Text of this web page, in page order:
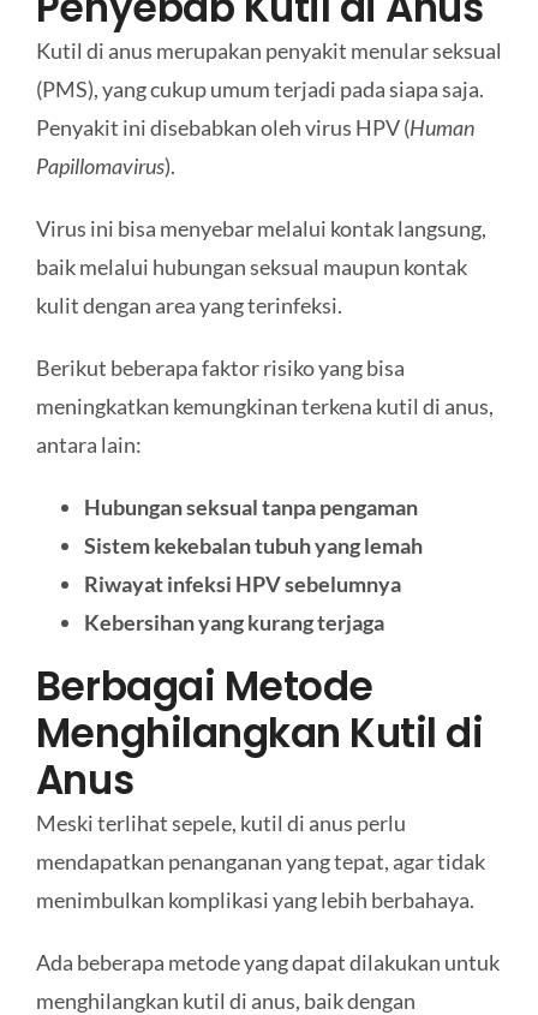
Kutil di anus merupakan penyakit menular seksual
(PMS), yang cukup umum terjadi pada siapa saja.
Penyakit ini disebabkan oleh virus HPV (Human
Papillomavirus).
Virus ini bisa menyebar melalui kontak langsung,
baik melalui hubungan seksual maupun kontak
kulit dengan area yang terinfeksi.
Berikut beberapa faktor risiko yang bisa
meningkatkan kemungkinan terkena kutil di anus,
antara lain:
Hubungan seksual tanpa pengaman
Sistem kekebalan tubuh yang lemah
Riwayat infeksi HPV sebelumnya
Kebersihan yang kurang terjaga
Berbagai Metode
Menghilangkan Kutil di
Anus
Meski terlihat sepele, kutil di anus perlu
mendapatkan penanganan yang tepat, agar tidak
menimbulkan komplikasi yang lebih berbahaya.
Ada beberapa metode yang dapat dilakukan untuk
menghilangkan kutil di anus, baik dengan